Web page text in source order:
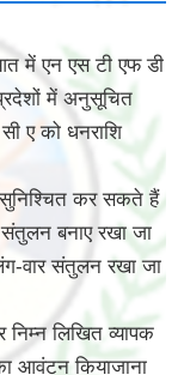
में एन एस टी एफ डी
में अनुसूचित
ए को धनराशि
सुनिश्चित कर सकते हैं
संतुलन बनाए रखा जा
वार संतुलन रखा जा
लिखित व्यापक
आवंटन कियाजाना